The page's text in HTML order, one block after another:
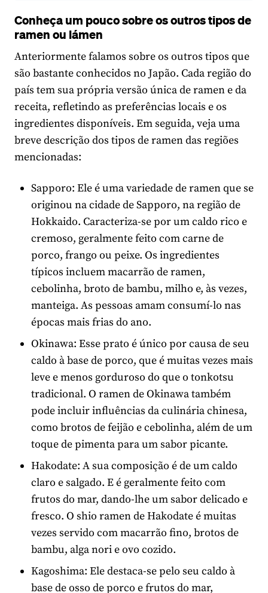
Conheça um pouco sobre os outros tipos de
ramen ou lámen
Anteriormente falamos sobre os outros tipos que
são bastante conhecidos no Japão. Cada região do
país tem sua própria versão única de ramen e da
receita, refletindo as preferências locais e os
ingredientes disponíveis. Em seguida, veja uma
breve descrição dos tipos de ramen das regiões
mencionadas:
Sapporo: Ele é uma variedade de ramen que se
originou na cidade de Sapporo, na região de
Hokkaido. Caracteriza-se por um caldo rico e
cremoso, geralmente feito com carne de
porco, frango ou peixe. Os ingredientes
típicos incluem macarrão de ramen,
cebolinha, broto de bambu, milho e, às vezes,
manteiga. As pessoas amam consumí-lo nas
épocas mais frias do ano.
Okinawa: Esse prato é único por causa de seu
caldo à base de porco, que é muitas vezes mais
leve e menos gorduroso do que o tonkotsu
tradicional. O ramen de Okinawa também
pode incluir influências da culinária chinesa,
como brotos de feijão e cebolinha, além de um
toque de pimenta para um sabor picante.
Hakodate: A sua composição é de um caldo
claro e salgado. E é geralmente feito com
frutos do mar, dando-lhe um sabor delicado e
fresco. O shio ramen de Hakodate é muitas
vezes servido com macarrão fino, brotos de
bambu, alga nori e ovo cozido.
Kagoshima: Ele destaca-se pelo seu caldo à
base de osso de porco e frutos do mar,